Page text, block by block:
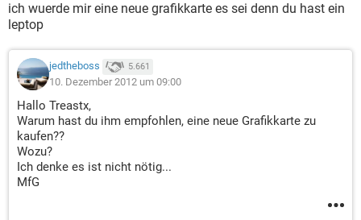
ich wuerde mir eine neue grafikkarte es sei denn du hast ein
leptop
jedtheboss 5.661
10. Dezember 2012 um 09:00
Hallo Treastx,
Warum hast du ihm empfohlen, eine neue Grafikkarte zu
kaufen??
Wozu?
Ich denke es ist nicht nötig...
MfG